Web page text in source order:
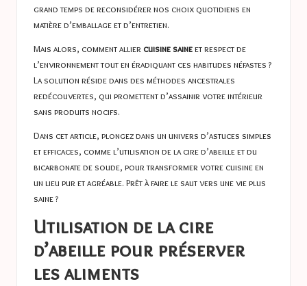
grand temps de reconsidérer nos choix quotidiens en
matière d’emballage et d’entretien.
Mais alors, comment allier cuisine saineet respect de
l’environnement tout en éradiquant ces habitudes néfastes ?
La solution réside dans des méthodes ancestrales
redécouvertes, qui promettent d’assainir votre intérieur
sans produits nocifs.
Dans cet article, plongez dans un univers d’astuces simples
et efficaces, comme l’utilisation de la cire d’abeille et du
bicarbonate de soude, pour transformer votre cuisine en
un lieu pur et agréable. Prêt à faire le saut vers une vie plus
saine ?
Utilisation de la cire
d’abeille pour préserver
les aliments